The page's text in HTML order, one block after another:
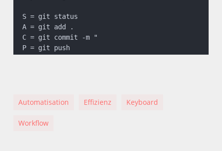
S = git status
A = git add .
C = git commit -m "
P = git push
Automatisation Effizienz Keyboard
Workflow